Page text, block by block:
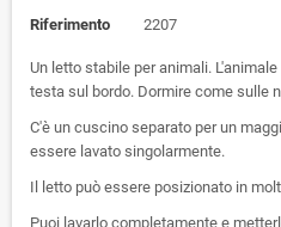
Riferimento 2207
Un letto stabile per animali.
testa sul bordo. Dormire come sulle
C'è un cuscino separato per un
essere lavato singolarmente.
Il letto può essere posizionato in
Puoi lavarlo completamente e